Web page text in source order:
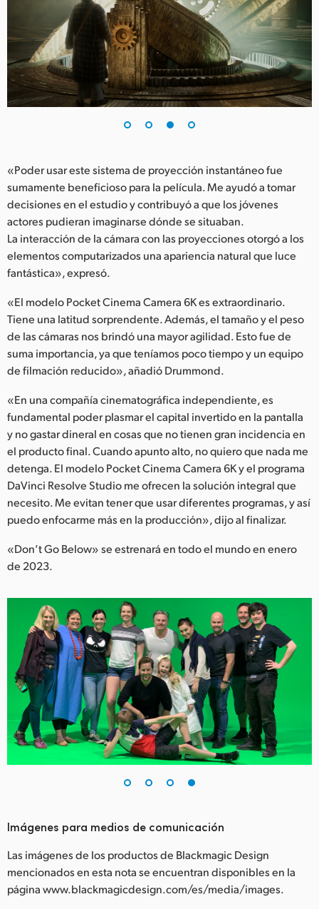
«Poder usar este sistema de proyección instantáneo fue
sumamente beneficioso para la película. Me ayudó a tomar
decisiones en el estudio y contribuyó a que los jóvenes
actores pudieran imaginarse dónde se situaban.
La interacción de la cámara con las proyecciones otorgó a los
elementos computarizados una apariencia natural que luce
fantástica», expresó.
«El modelo Pocket Cinema Camera 6K es extraordinario.
Tiene una latitud sorprendente. Además, el tamaño y el peso
de las cámaras nos brindó una mayor agilidad. Esto fue de
suma importancia, ya que teníamos poco tiempo y un equipo
de filmación reducido», añadió Drummond.
«En una compañía cinematográfica independiente, es
fundamental poder plasmar el capital invertido en la pantalla
y no gastar dineral en cosas que no tienen gran incidencia en
el producto final. Cuando apunto alto, no quiero que nada me
detenga. El modelo Pocket Cinema Camera 6K y el programa
DaVinci Resolve Studio me ofrecen la solución integral que
necesito. Me evitan tener que usar diferentes programas, y así
puedo enfocarme más en la producción», dijo al finalizar.
«Don’t Go Below» se estrenará en todo el mundo en enero
de 2023.
Imágenes para medios de comunicación
Las imágenes de los productos de Blackmagic Design
mencionados en esta nota se encuentran disponibles en la
página www.blackmagicdesign.com/es/media/images.